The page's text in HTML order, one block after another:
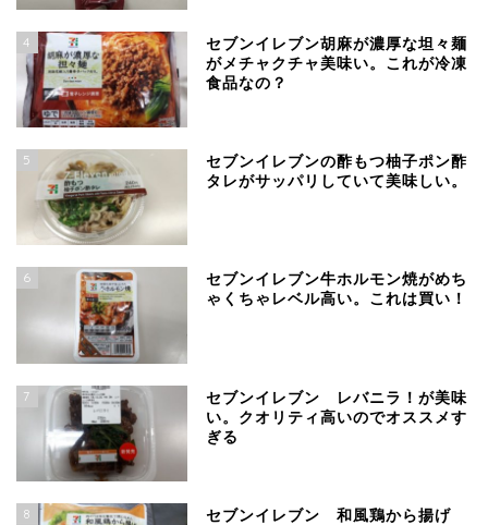
4
セブンイレブン胡麻が濃厚な坦々麺
がメチャクチャ美味い。これが冷凍
食品なの？
5
セブンイレブンの酢もつ柚子ポン酢
タレがサッパリしていて美味しい。
6
セブンイレブン牛ホルモン焼がめち
ゃくちゃレベル高い。これは買い！
7
セブンイレブン レバニラ！が美味
い。クオリティ高いのでオススメす
ぎる
8
セブンイレブン 和風鶏から揚げ